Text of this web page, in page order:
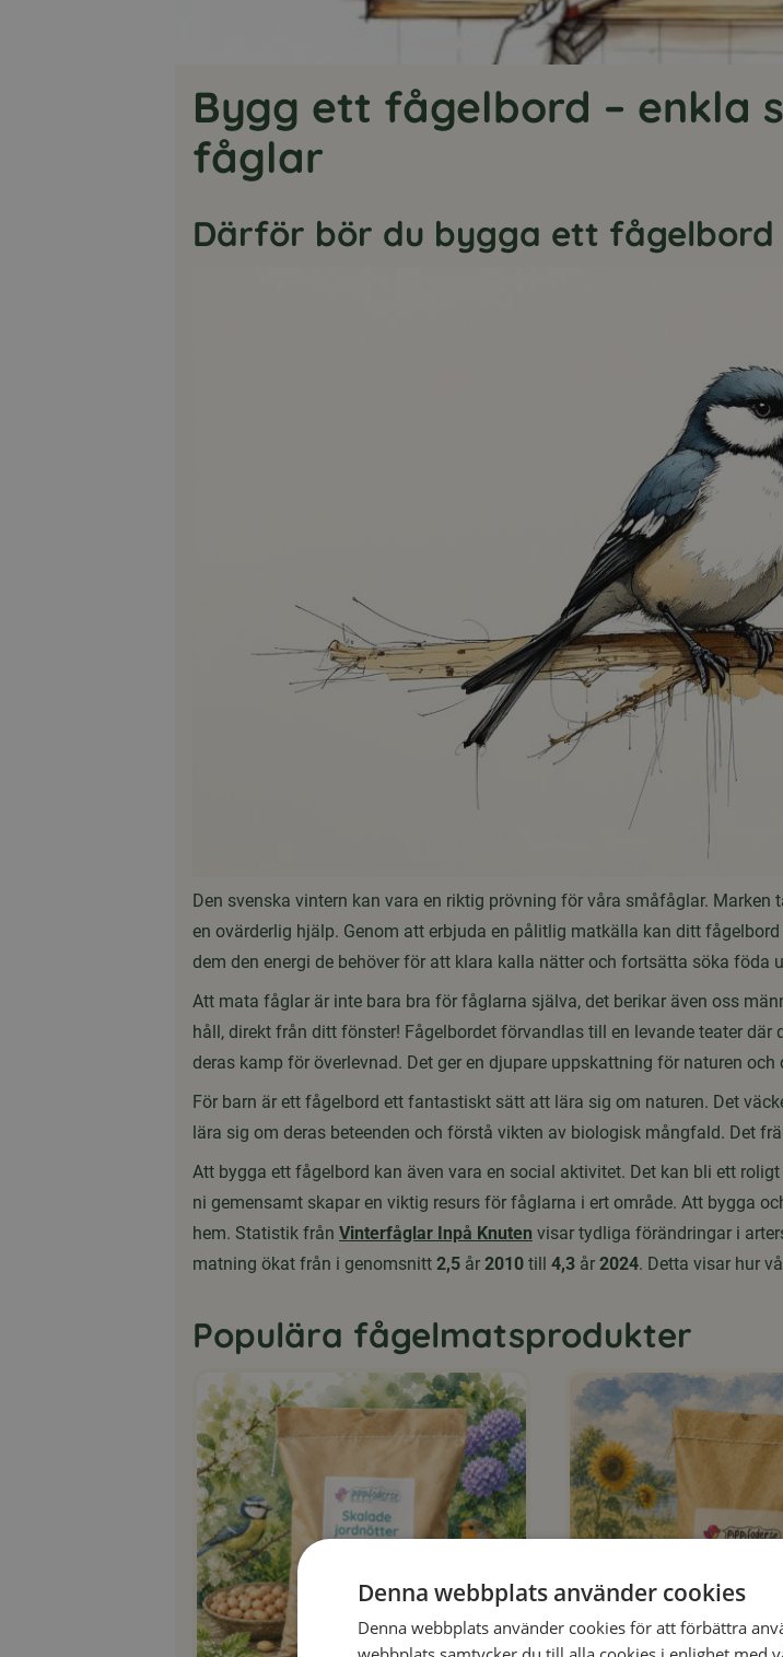
Bygg ett fågelbord – enkla
fåglar
Därför bör du bygga ett fågelbord
Den svenska vintern kan vara en riktig prövning för våra småfåglar.
en ovärderlig hjälp. Genom att erbjuda en pålitlig matkälla kan ditt
dem den energi de behöver för att klara kalla nätter och fortsätta söka föda
Att mata fåglar är inte bara bra för fåglarna själva, det berikar även oss
håll, direkt från ditt fönster! Fågelbordet förvandlas till en levande teater
deras kamp för överlevnad. Det ger en djupare uppskattning för naturen och
För barn är ett fågelbord ett fantastiskt sätt att lära sig om naturen. Det
lära sig om deras beteenden och förstå vikten av biologisk mångfald. Det
Att bygga ett fågelbord kan även vara en social aktivitet. Det kan bli ett
ni gemensamt skapar en viktig resurs för fåglarna i ert område. Att bygga
hem. Statistik från Vinterfåglar Inpå Knuten visar tydliga förändringar i
matning ökat från i genomsnitt 2,5 år 2010 till 4,3 år 2024. Detta visar hur
Populära fågelmatsprodukter
Denna webbplats använder cookies
Denna webbplats använder cookies för att förbättra